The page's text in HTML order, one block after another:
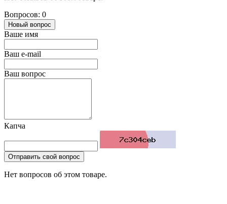
Вопросов: 0
Новый вопрос
Ваше имя
Ваш e-mail
Ваш вопрос
Капча
Отправить свой вопрос
Нет вопросов об этом товаре.